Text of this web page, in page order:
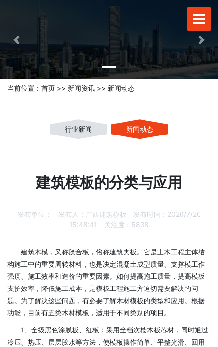
Previous Next
当前位置： 首页 >> 新闻资讯 >> 新闻动态
行业新闻 新闻动态
建筑模板的分类与应用
发布单位： 发布人： 广西建筑模板 发布时间： 2020/7/20
15:48:41
关注度： 5838
建筑木模，又称胶合板，俗称建筑夹板。它是土木工程主体结
构施工中的重要周转材料，也是决定混凝土成型质量、支撑模工作
强度、施工效率和造价的重要因素。如何提高施工质量，提高模板
支护效率，降低施工成本，是模板工程施工方迫切需要解决的问
题。为了解决这些问题，有必要了解木材模板的类型和应用。根据
功能，目前有五类木材模板，适用于不同类别的项目。
1、全级黑色涂膜板、红板：采用全档次桉木板芯材，同时通过
冷压、热压、层层胶水等方法，使模板操作简单、平整光滑、回用